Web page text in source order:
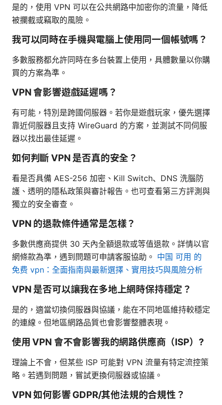
是的，使用 VPN 可以在公共網路中加密你的流量，降低
被攔截或竊取的風險。
我可以同時在手機與電腦上使用同一個帳號嗎？
多數服務都允許同時在多台裝置上使用，具體數量以你購
買的方案為準。
VPN 會影響遊戲延遲嗎？
有可能，特別是跨國伺服器。若你是遊戲玩家，優先選擇
靠近伺服器且支持 WireGuard 的方案，並測試不同伺服
器以找出最佳延遲。
如何判斷 VPN 是否真的安全？
看是否具備 AES-256 加密、Kill Switch、DNS 洗腦防
護、透明的隱私政策與審計報告。也可查看第三方評測與
獨立的安全審查。
VPN 的退款條件通常是怎樣？
多數供應商提供 30 天內全額退款或等值退款。詳情以官
網條款為準，遇到問題可申請客服協助。 中国 可用 的
免费 vpn：全面指南與最新選擇、實用技巧與風險分析
VPN 是否可以讓我在多地上網時保持穩定？
是的，適當切換伺服器與協議，能在不同地區維持較穩定
的連線。但地區網路品質也會影響整體表現。
使用 VPN 會不會影響我的網路供應商（ISP）?
理論上不會，但某些 ISP 可能對 VPN 流量有特定流控策
略。若遇到問題，嘗試更換伺服器或協議。
VPN 如何影響 GDPR/其他法規的合規性？